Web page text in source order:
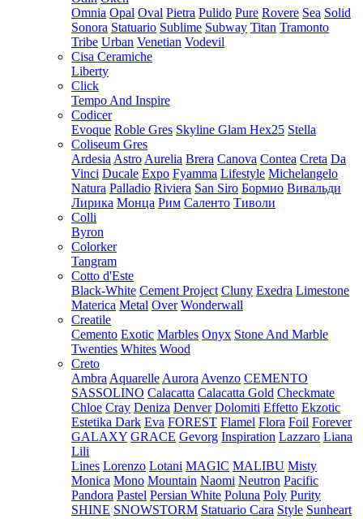
Omnia Opal Oval Pietra Pulido Pure Rovere Sea Solid
Sonora Statuario Sublime Subway Titan Tramonto
Tribe Urban Venetian Vodevil
Cisa Ceramiche
Liberty
Click
Tempo And Inspire
Codicer
Evoque Roble Gres Skyline Glam Hex25 Stella
Coliseum Gres
Ardesia Astro Aurelia Brera Canova Contea Creta Da
Vinci Ducale Expo Fyamma Lifestyle Michelangelo
Natura Palladio Riviera San Siro Бормио Вивальди
Лирика Монца Рим Саленто Тиволи
Colli
Byron
Colorker
Tangram
Cotto d'Este
Black-White Cement Project Cluny Exedra Limestone
Materica Metal Over Wonderwall
Creatile
Cemento Exotic Marbles Onyx Stone And Marble
Twenties Whites Wood
Creto
Ambra Aquarelle Aurora Avenzo CEMENTO
SASSOLINO Calacatta Calacatta Gold Checkmate
Chloe Cray Deniza Denver Dolomiti Effetto Ekzotic
Estetika Dark Eva FOREST Flamel Flora Foil Forever
GALAXY GRACE Gevorg Inspiration Lazzaro Liana
Lili
Lines Lorenzo Lotani MAGIC MALIBU Misty
Monica Mono Mountain Naomi Neutron Pacific
Pandora Pastel Persian White Poluna Poly Purity
SHINE SNOWSTORM Statuario Cara Style Sunheart